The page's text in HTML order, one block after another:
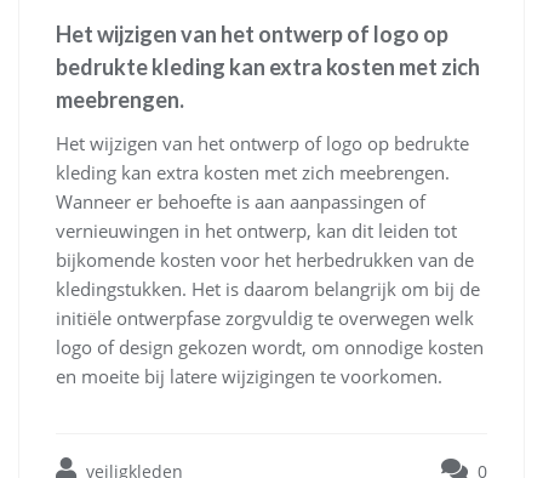
Het wijzigen van het ontwerp of logo op
bedrukte kleding kan extra kosten met zich
meebrengen.
Het wijzigen van het ontwerp of logo op bedrukte
kleding kan extra kosten met zich meebrengen.
Wanneer er behoefte is aan aanpassingen of
vernieuwingen in het ontwerp, kan dit leiden tot
bijkomende kosten voor het herbedrukken van de
kledingstukken. Het is daarom belangrijk om bij de
initiële ontwerpfase zorgvuldig te overwegen welk
logo of design gekozen wordt, om onnodige kosten
en moeite bij latere wijzigingen te voorkomen.
veiligkleden 0